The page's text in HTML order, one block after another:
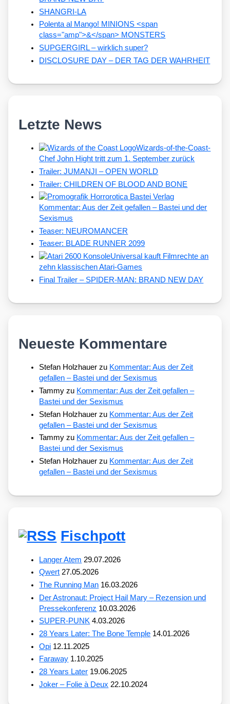
SHANGRI-LA
Polenta al Mango! MINIONS <span
class="amp">&</span> MONSTERS
SUPGERGIRL – wirklich super?
DISCLOSURE DAY – DER TAG DER WAHRHEIT
Letzte News
Wizards-of-the-Coast-
Chef John Hight tritt zum 1. September zurück
Trailer: JUMANJI – OPEN WORLD
Trailer: CHILDREN OF BLOOD AND BONE
Kommentar: Aus der Zeit gefallen – Bastei und der
Sexismus
Teaser: NEUROMANCER
Teaser: BLADE RUNNER 2099
Universal kauft Filmrechte an
zehn klassischen Atari-Games
Final Trailer – SPIDER-MAN: BRAND NEW DAY
Neueste Kommentare
Stefan Holzhauer zu Kommentar: Aus der Zeit
gefallen – Bastei und der Sexismus
Tammy zu Kommentar: Aus der Zeit gefallen –
Bastei und der Sexismus
Stefan Holzhauer zu Kommentar: Aus der Zeit
gefallen – Bastei und der Sexismus
Tammy zu Kommentar: Aus der Zeit gefallen –
Bastei und der Sexismus
Stefan Holzhauer zu Kommentar: Aus der Zeit
gefallen – Bastei und der Sexismus
Fischpott
Langer Atem 29.07.2026
Qwert 27.05.2026
The Running Man 16.03.2026
Der Astronaut: Project Hail Mary – Rezension und
Pressekonferenz 10.03.2026
SUPER-PUNK 4.03.2026
28 Years Later: The Bone Temple 14.01.2026
Opi 12.11.2025
Faraway 1.10.2025
28 Years Later 19.06.2025
Joker – Folie à Deux 22.10.2024